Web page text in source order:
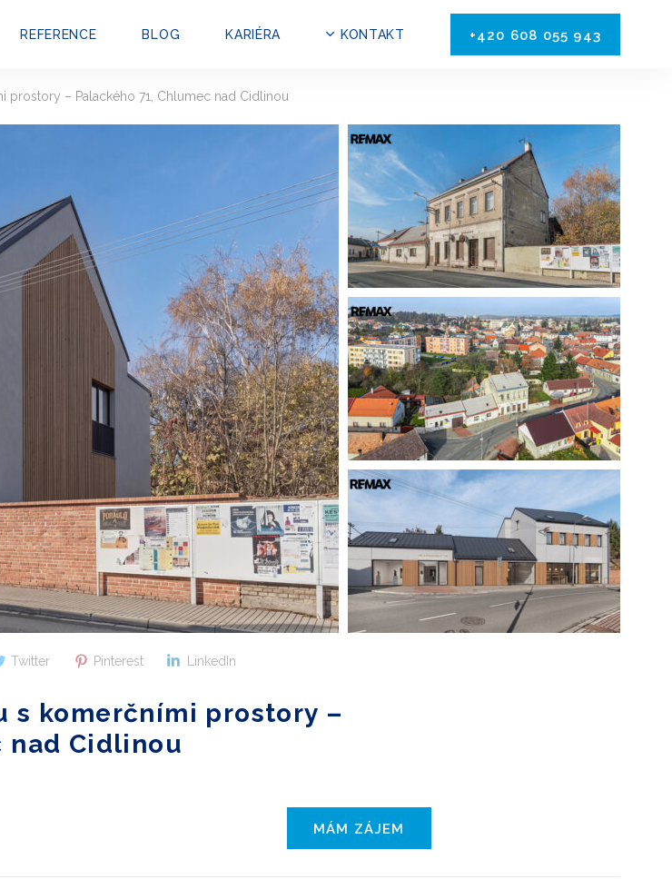
REFERENCE BLOG KARIÉRA KONTAKT +420 608 055 943
– Palackého 71, Chlumec nad Cidlinou
Twitter Pinterest LinkedIn
s komerčními prostory –
nad Cidlinou
MÁM ZÁJEM